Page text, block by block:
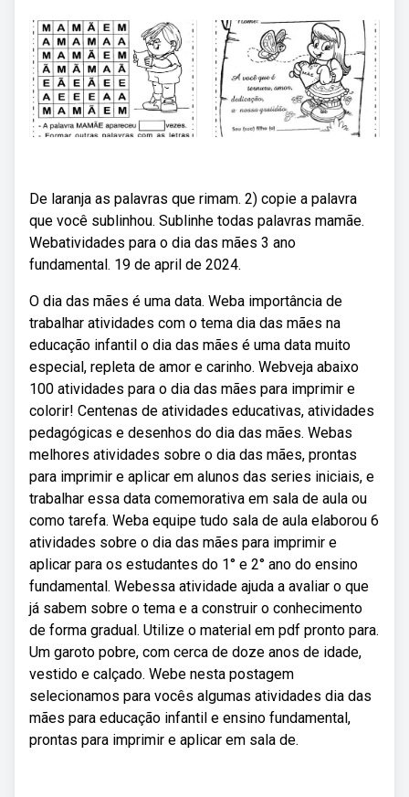
De laranja as palavras que rimam. 2) copie a palavra
que você sublinhou. Sublinhe todas palavras mamãe.
Webatividades para o dia das mães 3 ano
fundamental. 19 de april de 2024.
O dia das mães é uma data. Weba importância de
trabalhar atividades com o tema dia das mães na
educação infantil o dia das mães é uma data muito
especial, repleta de amor e carinho. Webveja abaixo
100 atividades para o dia das mães para imprimir e
colorir! Centenas de atividades educativas, atividades
pedagógicas e desenhos do dia das mães. Webas
melhores atividades sobre o dia das mães, prontas
para imprimir e aplicar em alunos das series iniciais, e
trabalhar essa data comemorativa em sala de aula ou
como tarefa. Weba equipe tudo sala de aula elaborou 6
atividades sobre o dia das mães para imprimir e
aplicar para os estudantes do 1° e 2° ano do ensino
fundamental. Webessa atividade ajuda a avaliar o que
já sabem sobre o tema e a construir o conhecimento
de forma gradual. Utilize o material em pdf pronto para.
Um garoto pobre, com cerca de doze anos de idade,
vestido e calçado. Webe nesta postagem
selecionamos para vocês algumas atividades dia das
mães para educação infantil e ensino fundamental,
prontas para imprimir e aplicar em sala de.